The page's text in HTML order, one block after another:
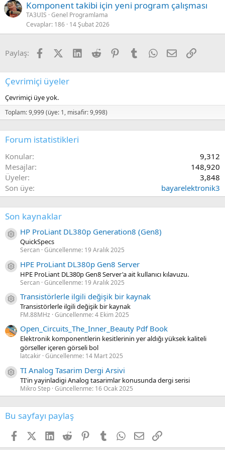
:
Komponent takibi için yeni program çalışması
TA3UIS Genel Programlama
Cevaplar 186 14 Şubat 2026
Paylaş: FacebookX (Twitter)
LinkedIn
Reddit PinterestTumblrWhatsApp
E-postaLink
Çevrimiçi üyeler
Çevrimiçi üye yok.
Toplam: 9,999 (üye: 1, misafir: 9,998)
Forum istatistikleri
Konular
9,312
Mesajlar
148,920
Üyeler
3,848
Son üye
bayarelektronik3
Son kaynaklar
Kaynak ikon/amblem
HP ProLiant DL380p Generation8 (Gen8)
QuickSpecs
Sercan Güncellenme: 19 Aralık 2025
Kaynak ikon/amblem
HPE ProLiant DL380p Gen8 Server
HPE ProLiant DL380p Gen8 Server'a ait kullanıcı kılavuzu.
Sercan Güncellenme: 19 Aralık 2025
Kaynak ikon/amblem
Transistörlerle ilgili değişik bir kaynak
Transistörlerle ilgili değişik bir kaynak
FM.88MHz Güncellenme:4 Ekim 2025
Open_Circuits_The_Inner_Beauty Pdf Book
Elektronik komponentlerin kesitlerinin yer aldığı yüksek kaliteli
görseller içeren görseli bol
latcakir Güncellenme: 14 Mart 2025
Kaynak ikon/amblem
TI Analog Tasarim Dergi Arsivi
TI'in yayinladigi Analog tasarimlar konusunda dergi serisi
Mikro Step Güncellenme: 16 Ocak 2025
Bu sayfayı paylaş
FacebookX (Twitter)
LinkedIn
Reddit PinterestTumblr WhatsApp
E-postaLink